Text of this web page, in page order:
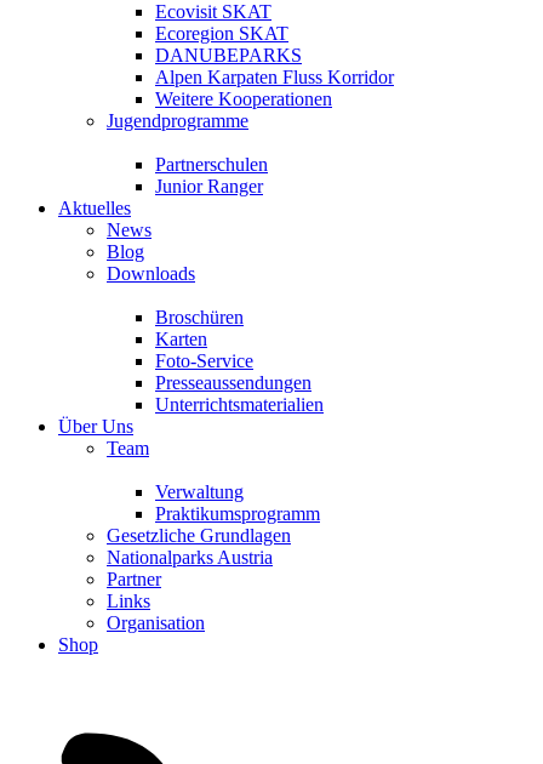
Ecovisit SKAT
Ecoregion SKAT
DANUBEPARKS
Alpen Karpaten Fluss Korridor
Weitere Kooperationen
Jugendprogramme
Partnerschulen
Junior Ranger
Aktuelles
News
Blog
Downloads
Broschüren
Karten
Foto-Service
Presseaussendungen
Unterrichtsmaterialien
Über Uns
Team
Verwaltung
Praktikumsprogramm
Gesetzliche Grundlagen
Nationalparks Austria
Partner
Links
Organisation
Shop